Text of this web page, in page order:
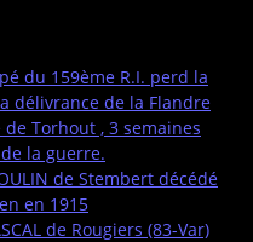
du 159ème R.I. perd la
délivrance de la Flandre
Torhout , 3 semaines
la guerre.
de Stembert décédé
en 1915
de Rougiers (83-Var)